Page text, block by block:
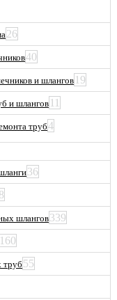
26
40
и шлангов 19
и шлангов 11
труб4
36
шлангов339
160
труб 55